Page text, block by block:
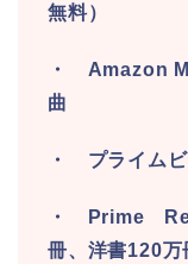
無料）
・ Amazon
曲
・ プライム
・ Prime
冊、洋書120万